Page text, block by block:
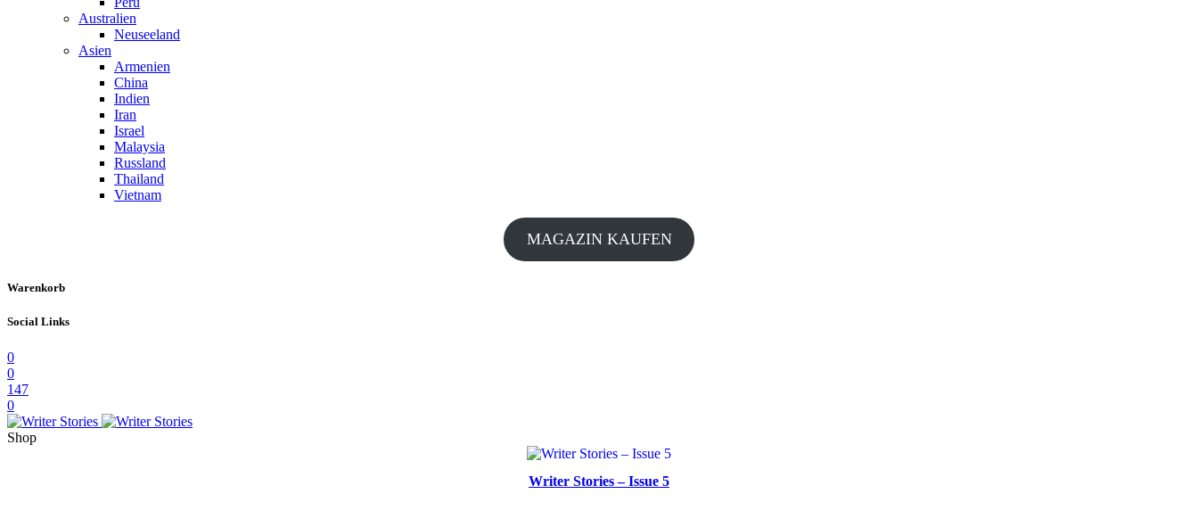
Australien
Neuseeland
Asien
Armenien
China
Indien
Iran
Israel
Malaysia
Russland
Thailand
Vietnam
MAGAZIN KAUFEN
Warenkorb
Social Links
0
0
147
0
Shop
Writer Stories – Issue 5